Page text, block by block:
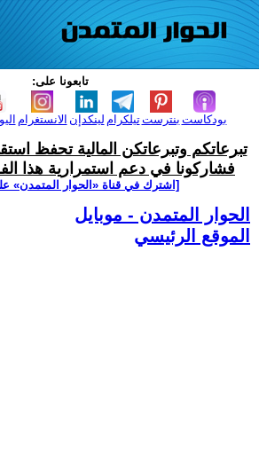
تابعونا على:
الانستغرام لينكدإن تيلكرامبنترست بودكاست
تبرعاتكم وتبرعاتكن المالية تحفظ
فشاركونا في دعم استمرارية هذا
[اشترك في قناة ‫«الحوار المتمدن»
الحوار المتمدن - موبايل
الموقع الرئيسي